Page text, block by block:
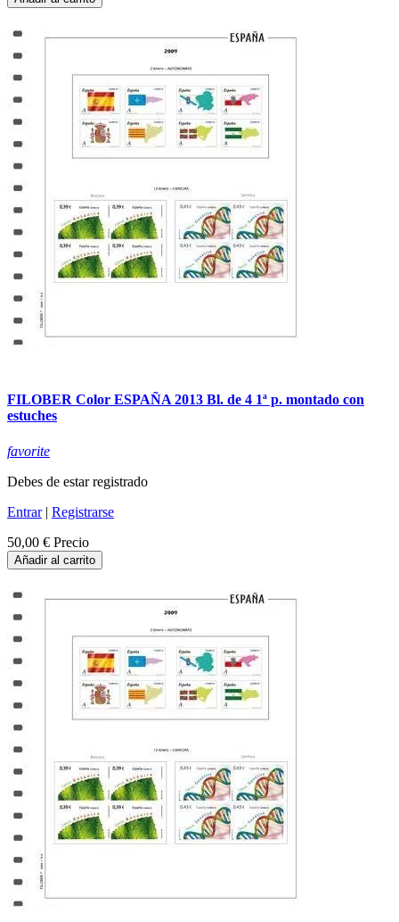
FILOBER Color ESPAÑA 2013 Bl. de 4 1ª p. montado con
estuches
favorite
Debes de estar registrado
Entrar| Registrarse
50,00 € Precio
Añadir al carrito